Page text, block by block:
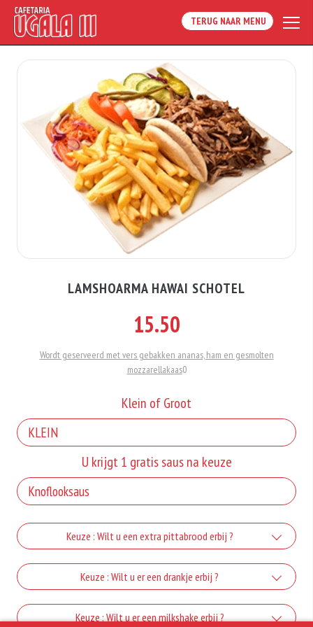
TERUG NAAR MENU
LAMSHOARMA HAWAI SCHOTEL
15.50
Wordt geserveerd met vers gebakken ananas, ham en gesmolten
mozzarellakaas0
Klein of Groot
U krijgt 1 gratis saus na keuze
Keuze : Wilt u een extra pittabrood erbij ?
1 extra pittabrood
+€1.25
2 extra pittabrood
Keuze : Wilt u er een drankje erbij ?
Coca cola 0,33 L
Keuze : Wilt u er een milkshake erbij ?